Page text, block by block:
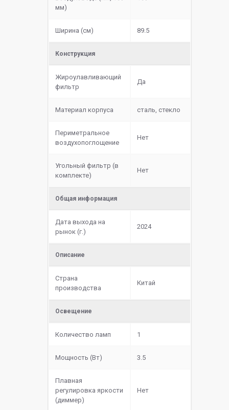
мм)
Ширина (см) 89.5
Конструкция
Жироулавливающий
фильтр
Да
Материал корпуса сталь, стекло
Периметральное
воздухопоглощение
Нет
Угольный фильтр (в
комплекте)
Нет
Общая информация
Дата выхода на
рынок (г.)
2024
Описание
Страна
производства
Китай
Освещение
Количество ламп 1
Мощность (Вт) 3.5
Плавная
регулировка яркости
(диммер)
Нет